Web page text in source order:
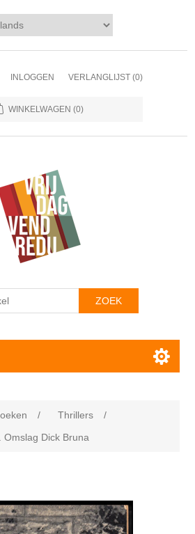
INLOGGEN VERLANGLIJST (0)
WINKELWAGEN (0)
/ Thrillers
/
Dick Bruna